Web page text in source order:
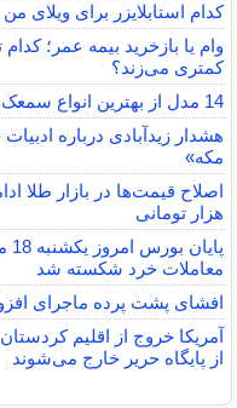
کدام استابلایزر برای
وام یا بازخرید بیمه عمر؛
کمتری می‌زند؟
14 مدل از بهترین انواع سمعک مناسب کم شنوایی شدت بالا
هشدار زیدآبادی درباره
مکه»
هزار تومانی
معاملات خرد شکسته شد
افشای پشت پرده ماجرای
آمریکا خروج از اقلیم
از پایگاه حریر خارج می‌شوند